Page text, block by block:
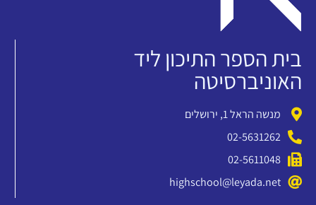
בית הספר התיכון ליד
האוניברסיטה
מנשה הראל 1, ירושלים
02-5631262
02-5611048
highschool@leyada.net